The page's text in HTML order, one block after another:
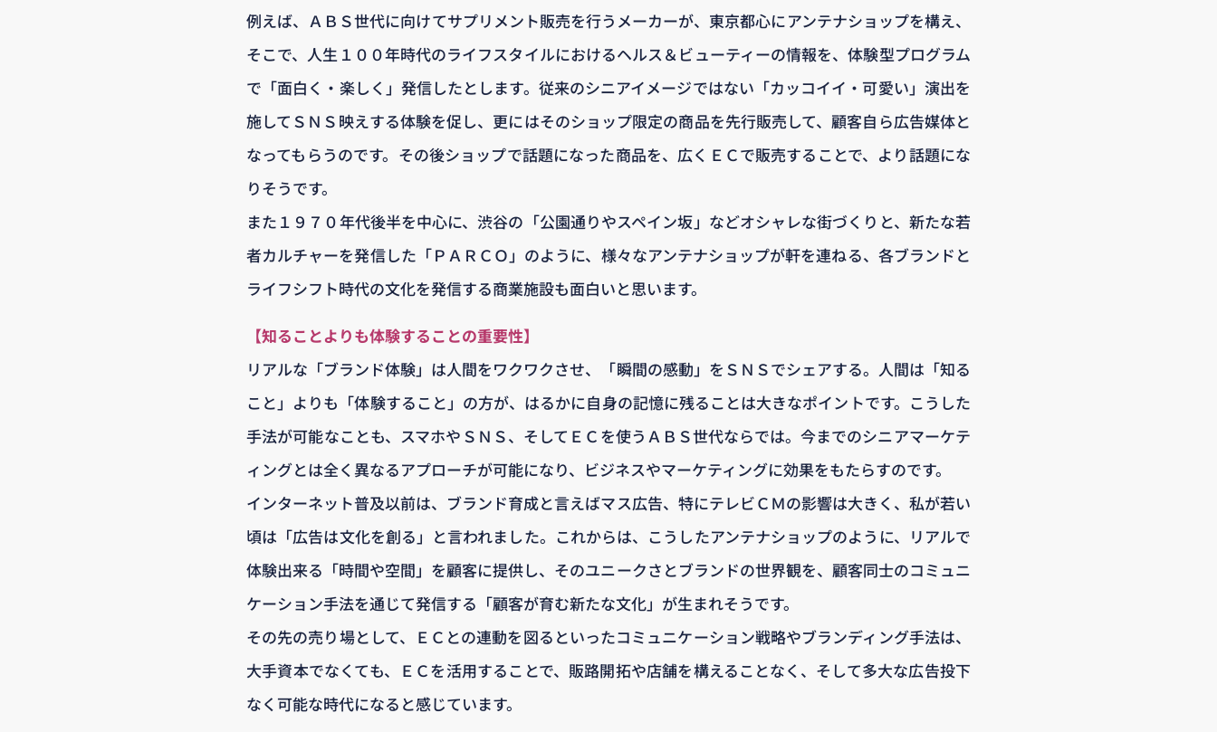
例えば、ＡＢＳ世代に向けてサプリメント販売を行うメーカーが、東京都心にアンテナショップを構え、
そこで、人生１００年時代のライフスタイルにおけるヘルス＆ビューティーの情報を、体験型プログラム
で「面白く・楽しく」発信したとします。従来のシニアイメージではない「カッコイイ・可愛い」演出を
施してＳＮＳ映えする体験を促し、更にはそのショップ限定の商品を先行販売して、顧客自ら広告媒体と
なってもらうのです。その後ショップで話題になった商品を、広くＥＣで販売することで、より話題にな
りそうです。
また１９７０年代後半を中心に、渋谷の「公園通りやスペイン坂」などオシャレな街づくりと、新たな若
者カルチャーを発信した「ＰＡＲＣＯ」のように、様々なアンテナショップが軒を連ねる、各ブランドと
ライフシフト時代の文化を発信する商業施設も面白いと思います。
【知ることよりも体験することの重要性】
リアルな「ブランド体験」は人間をワクワクさせ、「瞬間の感動」をＳＮＳでシェアする。人間は「知る
こと」よりも「体験すること」の方が、はるかに自身の記憶に残ることは大きなポイントです。こうした
手法が可能なことも、スマホやＳＮＳ、そしてＥＣを使うＡＢＳ世代ならでは。今までのシニアマーケテ
ィングとは全く異なるアプローチが可能になり、ビジネスやマーケティングに効果をもたらすのです。
インターネット普及以前は、ブランド育成と言えばマス広告、特にテレビＣＭの影響は大きく、私が若い
頃は「広告は文化を創る」と言われました。これからは、こうしたアンテナショップのように、リアルで
体験出来る「時間や空間」を顧客に提供し、そのユニークさとブランドの世界観を、顧客同士のコミュニ
ケーション手法を通じて発信する「顧客が育む新たな文化」が生まれそうです。
その先の売り場として、ＥＣとの連動を図るといったコミュニケーション戦略やブランディング手法は、
大手資本でなくても、ＥＣを活用することで、販路開拓や店舗を構えることなく、そして多大な広告投下
なく可能な時代になると感じています。